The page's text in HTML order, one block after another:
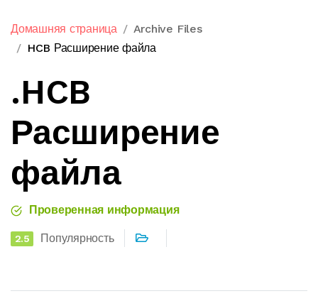
Домашняя страница
Archive Files
HCB Расширение файла
.HCB
Расширение
файла
Проверенная информация
2.5 Популярность